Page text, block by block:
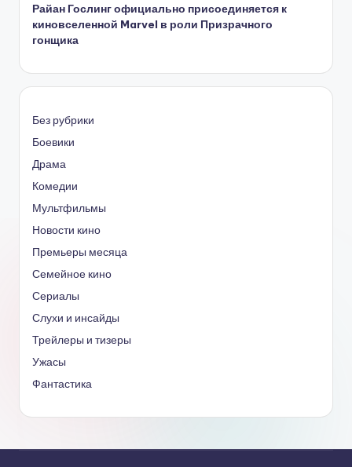
Райан Гослинг официально присоединяется к
киновселенной Marvel в роли Призрачного
гонщика
Без рубрики
Боевики
Драма
Комедии
Мультфильмы
Новости кино
Премьеры месяца
Семейное кино
Сериалы
Слухи и инсайды
Трейлеры и тизеры
Ужасы
Фантастика